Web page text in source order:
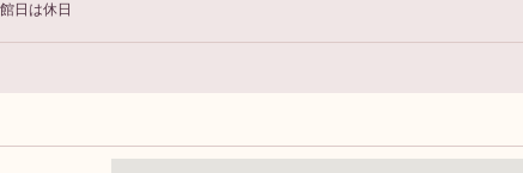
日は休日